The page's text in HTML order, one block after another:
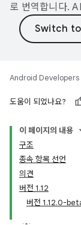
로 번역합니다.
Android Developers
도움이 되었나요?
이 페이지의 내용
구조
종속 항목 선언
의견
버전 1.12
버전 1.12.0-